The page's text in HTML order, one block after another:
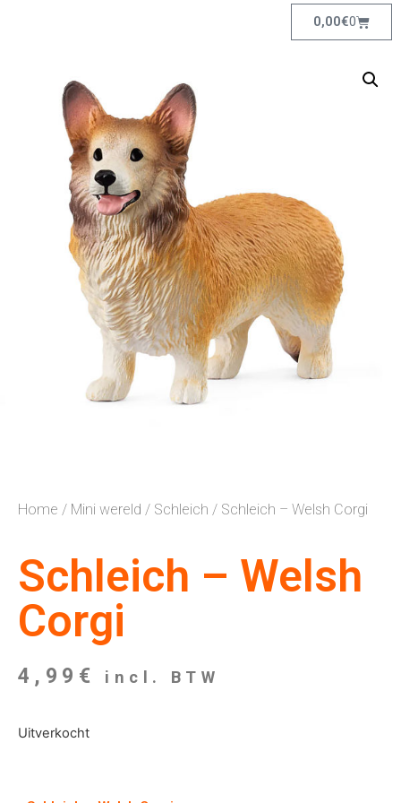
0,00€0
Home / Mini wereld / Schleich / Schleich – Welsh Corgi
Schleich – Welsh
Corgi
4,99 € incl. BTW
Uitverkocht